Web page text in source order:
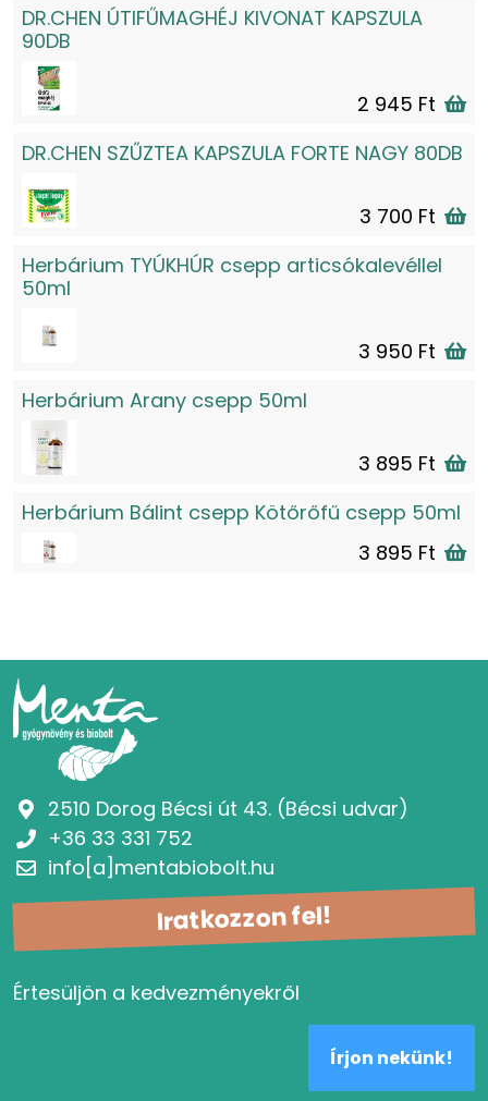
DR.CHEN ÚTIFŰMAGHÉJ KIVONAT KAPSZULA
90DB
2 945 Ft
DR.CHEN SZŰZTEA KAPSZULA FORTE NAGY 80DB
3 700 Ft
Herbárium TYÚKHÚR csepp articsókalevéllel
50ml
3 950 Ft
Herbárium Arany csepp 50ml
3 895 Ft
Herbárium Bálint csepp Kötőrőfű csepp 50ml
3 895 Ft
Iratkozzon fel!
Értesüljön a kedvezményekről
Írjon nekünk!
2510 Dorog Bécsi út 43. (Bécsi udvar)
+36 33 331 752
info[a]mentabiobolt.hu